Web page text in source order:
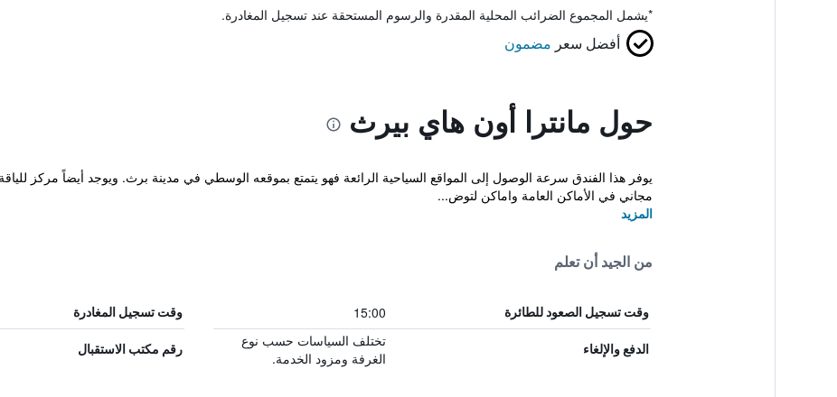
*يشمل المجموع الضرائب المحلية المقدرة والرسوم المستحقة عند تسجيل المغادرة.
أفضل سعر مضمون
حول مانترا أون هاي بيرث
يوفر هذا الفندق سرعة الوصول إلى المواقع السياحية الرائعة فهو يتمتع بموقعه الوسطي في مدينة برث. ويوجد أيضاً مركز
مجاني في الأماكن العامة واماكن لتوض...
المزيد
من الجيد أن تعلم
وقت تسجيل الصعود للطائرة 15:00 وقت تسجيل المغادرة
الدفع والإلغاء
تختلف السياسات حسب نوع
الغرفة ومزود الخدمة.
رقم مكتب الاستقبال